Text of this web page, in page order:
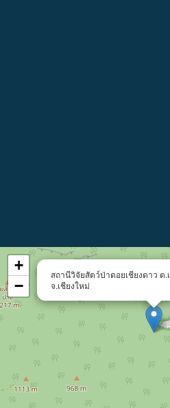
สถานีวิจัยสัตว์ป่าดอยเชียงดาว ต.
จ.เชียงใหม่
+
−